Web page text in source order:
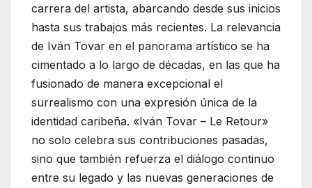
carrera del artista, abarcando desde sus inicios
hasta sus trabajos más recientes. La relevancia
de Iván Tovar en el panorama artístico se ha
cimentado a lo largo de décadas, en las que ha
fusionado de manera excepcional el
surrealismo con una expresión única de la
identidad caribeña. «Iván Tovar – Le Retour»
no solo celebra sus contribuciones pasadas,
sino que también refuerza el diálogo continuo
entre su legado y las nuevas generaciones de